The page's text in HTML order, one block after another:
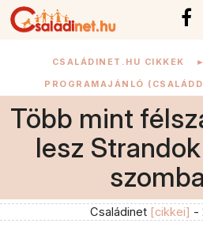
CSALÁDINET.HU CIKKEK
PROGRAMAJÁNLÓ
Több mint
lesz
Családinet [cikkei] -